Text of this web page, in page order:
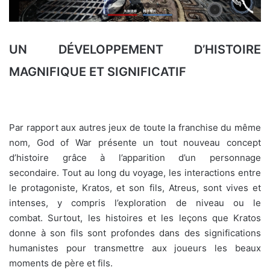
UN DÉVELOPPEMENT D’HISTOIRE
MAGNIFIQUE ET SIGNIFICATIF
Par rapport aux autres jeux de toute la franchise du même
nom, God of War présente un tout nouveau concept
d’histoire grâce à l’apparition d’un personnage
secondaire. Tout au long du voyage, les interactions entre
le protagoniste, Kratos, et son fils, Atreus, sont vives et
intenses, y compris l’exploration de niveau ou le
combat. Surtout, les histoires et les leçons que Kratos
donne à son fils sont profondes dans des significations
humanistes pour transmettre aux joueurs les beaux
moments de père et fils.